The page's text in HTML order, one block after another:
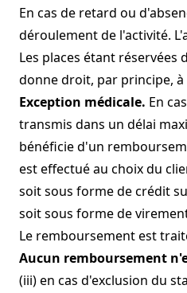
En cas de retard ou
déroulement de l'activité.
Les places étant
donne droit, par principe,
Exception médicale. En
transmis dans un délai
bénéficie d'un
est effectué au choix du
soit sous forme de crédit
soit sous forme de
Le remboursement est
Aucun remboursement
(iii) en cas d'exclusion du